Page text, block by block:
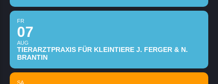
FR
07
AUG
TIERARZTPRAXIS FÜR KLEINTIERE J. FERGER & N.
BRANTIN
SA